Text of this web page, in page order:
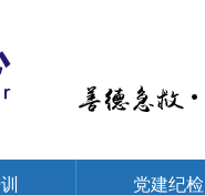
党建纪检